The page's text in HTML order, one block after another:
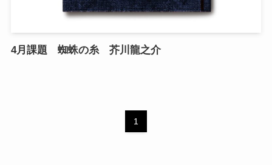
4月課題 蜘蛛の糸 芥川龍之介
1